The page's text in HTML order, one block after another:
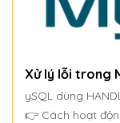
Xử lý lỗi trong
ySQL dùng
👉 Cách hoạt